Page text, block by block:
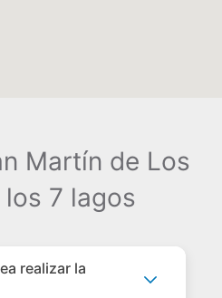
Martín de Los
7 lagos
realizar la